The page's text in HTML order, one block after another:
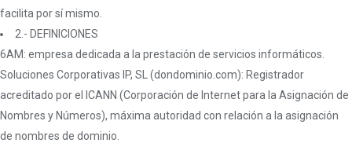
facilita por sí mismo.
2.- DEFINICIONES
6AM: empresa dedicada a la prestación de servicios informáticos.
Soluciones Corporativas IP, SL (dondominio.com): Registrador
acreditado por el ICANN (Corporación de Internet para la Asignación de
Nombres y Números), máxima autoridad con relación a la asignación
de nombres de dominio.